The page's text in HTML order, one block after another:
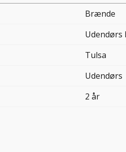
Brænde
Udendørs
Tulsa
Udendørs
2 år